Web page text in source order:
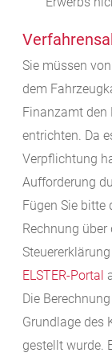
Sie müssen
dem
Finanzamt den
entrichten. Da
Verpflichtung
Aufforderung
Fügen Sie bitte
Rechnung
ELSTER-Portal
Die
Grundlage des
gestellt wurde.